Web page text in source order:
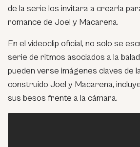
de la serie los invitara a crearla
romance de Joel y Macarena.
En el videoclip oficial, no solo se
serie de ritmos asociados a la
pueden verse imágenes claves de
construido Joel y Macarena,
sus besos frente a la cámara.